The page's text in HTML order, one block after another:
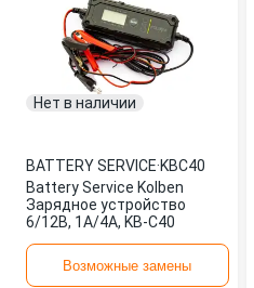
Нет в наличии
BATTERY SERVICE·KBC40
Battery Service Kolben
Зарядное устройство
6/12В, 1А/4А, KB-C40
Возможные замены